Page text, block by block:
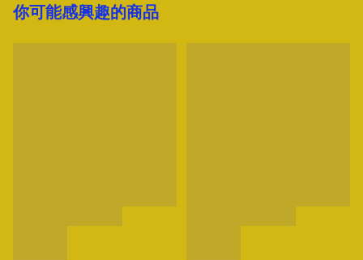
你可能感興趣的商品